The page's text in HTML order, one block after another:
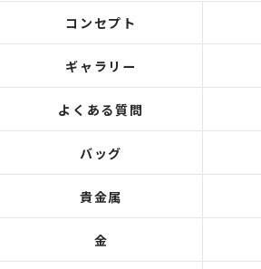
コンセプト
ギャラリー
よくある質問
バッグ
貴金属
金